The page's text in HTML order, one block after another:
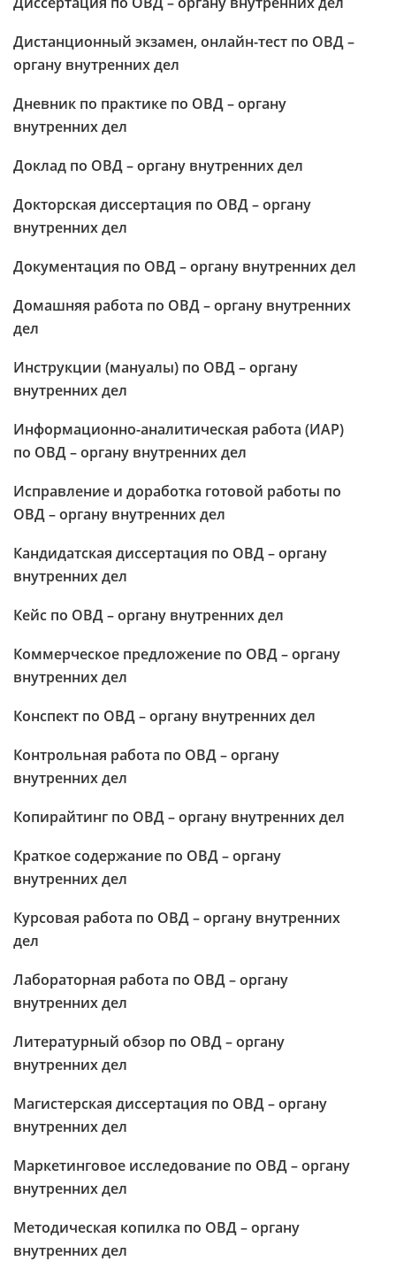
Дистанционный экзамен, онлайн-тест по ОВД –
органу внутренних дел
Дневник по практике по ОВД – органу
внутренних дел
Доклад по ОВД – органу внутренних дел
Докторская диссертация по ОВД – органу
внутренних дел
Документация по ОВД – органу внутренних дел
Домашняя работа по ОВД – органу внутренних
дел
Инструкции (мануалы) по ОВД – органу
внутренних дел
Информационно-аналитическая работа (ИАР)
по ОВД – органу внутренних дел
Исправление и доработка готовой работы по
ОВД – органу внутренних дел
Кандидатская диссертация по ОВД – органу
внутренних дел
Кейс по ОВД – органу внутренних дел
Коммерческое предложение по ОВД – органу
внутренних дел
Конспект по ОВД – органу внутренних дел
Контрольная работа по ОВД – органу
внутренних дел
Копирайтинг по ОВД – органу внутренних дел
Краткое содержание по ОВД – органу
внутренних дел
Курсовая работа по ОВД – органу внутренних
дел
Лабораторная работа по ОВД – органу
внутренних дел
Литературный обзор по ОВД – органу
внутренних дел
Магистерская диссертация по ОВД – органу
внутренних дел
Маркетинговое исследование по ОВД – органу
внутренних дел
Методическая копилка по ОВД – органу
внутренних дел